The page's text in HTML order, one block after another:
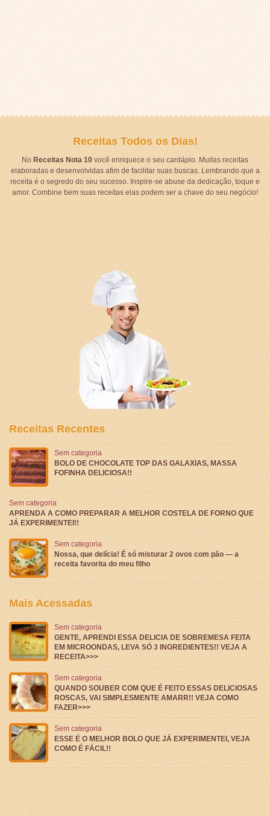
Receitas Todos os Dias!
No Receitas Nota 10você enriquece o seu cardápio. Muitas receitas
elaboradas e desenvolvidas afim de facilitar suas buscas. Lembrando que a
receita é o segredo do seu sucesso. Inspire-se abuse da dedicação, toque e
amor. Combine bem suas receitas elas podem ser a chave do seu negócio!
Receitas Recentes
Sem categoria
BOLO DE CHOCOLATE TOP DAS GALAXIAS, MASSA
FOFINHA DELICIOSA!!
Sem categoria
APRENDA A COMO PREPARAR A MELHOR COSTELA DE FORNO QUE
JÁ EXPERIMENTEI!!
Sem categoria
Nossa, que delícia! É só misturar 2 ovos com pão — a
receita favorita do meu filho
Mais Acessadas
Sem categoria
GENTE, APRENDI ESSA DELICIA DE SOBREMESA FEITA
EM MICROONDAS, LEVA SÓ 3 INGREDIENTES!! VEJA A
RECEITA>>>
Sem categoria
QUANDO SOUBER COM QUE É FEITO ESSAS DELICIOSAS
ROSCAS, VAI SIMPLESMENTE AMARR!! VEJA COMO
FAZER>>>
Sem categoria
ESSE É O MELHOR BOLO QUE JÁ EXPERIMENTEI, VEJA
COMO É FÁCIL!!